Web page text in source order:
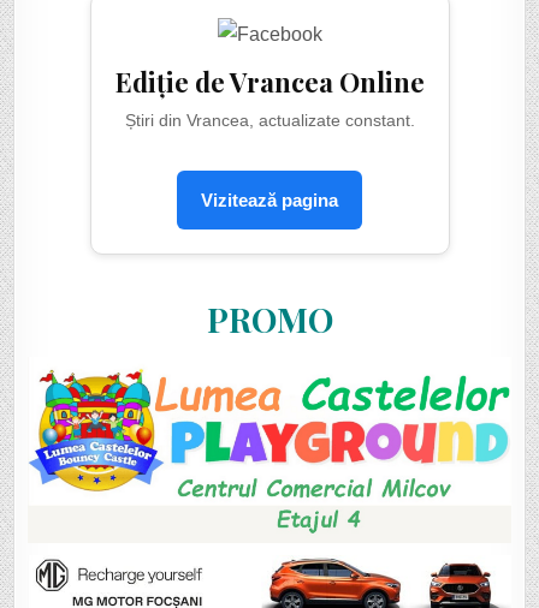
Ediție de Vrancea Online
Știri din Vrancea, actualizate constant.
Vizitează pagina
PROMO